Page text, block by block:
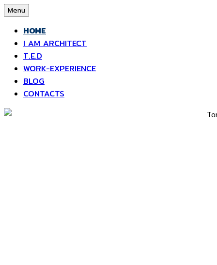
Skip
content
Menu
HOME
I AM ARCHITECT
T.E.D
WORK-EXPERIENCE
BLOG
CONTACTS